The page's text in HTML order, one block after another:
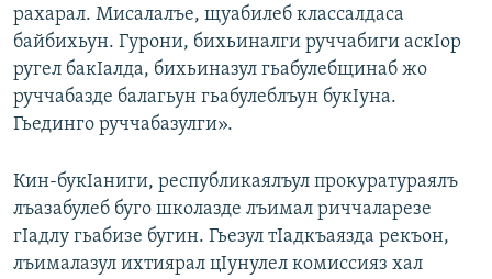
рахарал. Мисалалъе, щуабилеб классалдаса
байбихьун. Гурони, бихьиналги руччабиги аскIор
ругел бакIалда, бихьиназул гьабулебщинаб жо
руччабазде балагьун гьабулеблъун букIуна.
Гьединго руччабазулги».
Кин-букIаниги, республикаялъул прокуратураялъ
лъазабулеб буго школазде лъимал риччаларезе
гIадлу гьабизе бугин. Гьезул тIадкъаязда рекъон,
лъималазул ихтиярал цIунулел комиссияз хал